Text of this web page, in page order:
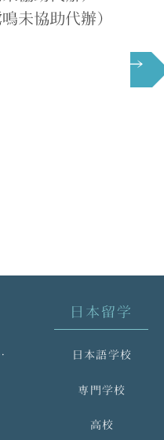
未協助代辦）
下一頁 →
カード
日本留学
日本語学校
専門学校
高校